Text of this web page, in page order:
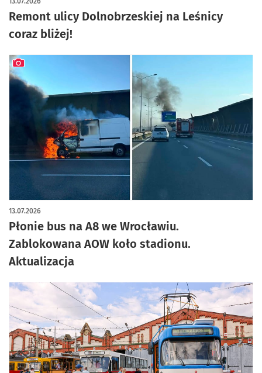
Remont ulicy Dolnobrzeskiej na Leśnicy
coraz bliżej!
Płonie bus na A8 we Wrocławiu.
Zablokowana AOW koło stadionu.
Aktualizacja
13.07.2026
artykuł z galerią zdjęć